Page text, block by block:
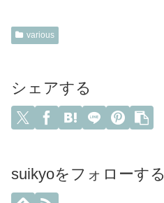
various
シェアする
suikyoをフォローする